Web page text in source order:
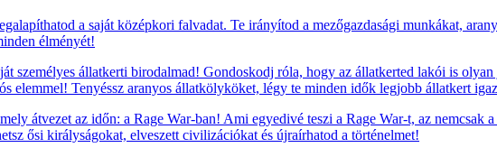
a saját középkori falvadat. Te irányítod a mezőgazdasági munkákat,
élményét!
személyes állatkerti birodalmad! Gondoskodj róla, hogy az állatkerted lakói is
elemmel! Tenyéssz aranyos állatkölyköket, légy te minden idők legjobb állatkert
átvezet az időn: a Rage War-ban! Ami egyedivé teszi a Rage War-t, az nemcsak
ősi királyságokat, elveszett civilizációkat és újraírhatod a történelmet!